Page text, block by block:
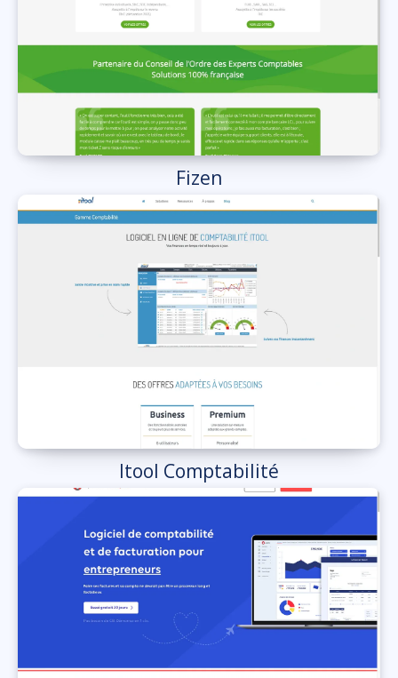
Fizen
Itool Comptabilité